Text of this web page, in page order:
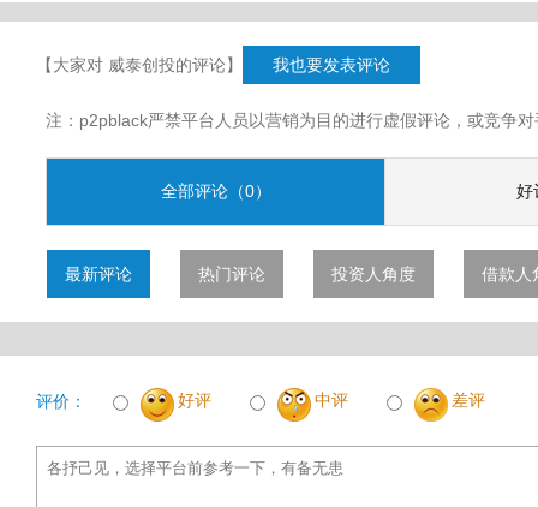
【大家对 威泰创投的评论】 我也要发表评论
注：p2pblack严禁平台人员以营销为目的进行虚假评论，或竞争
全部评论（0） 好
最新评论 热门评论 投资人角度 借款人
评价： 好评 中评 差评